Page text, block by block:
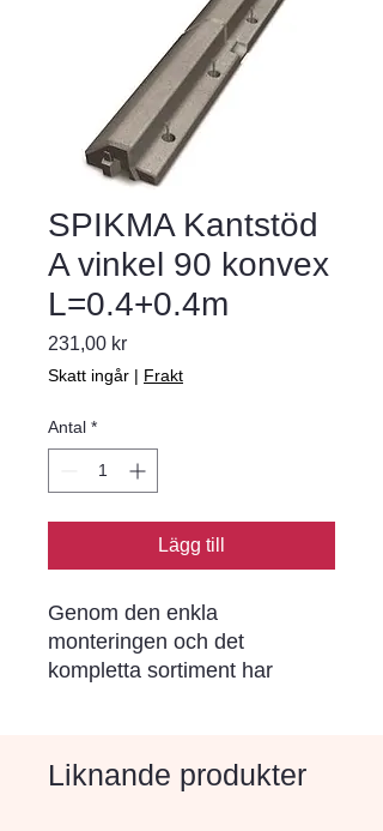
SPIKMA Kantstöd
A vinkel 90 konvex
L=0.4+0.4m
231,00 krPris
Skatt ingår | Frakt
Antal *
Lägg till
Genom den enkla
monteringen och det
kompletta sortiment har
rostskyddade stålspikar (ej i
Liknande produkter